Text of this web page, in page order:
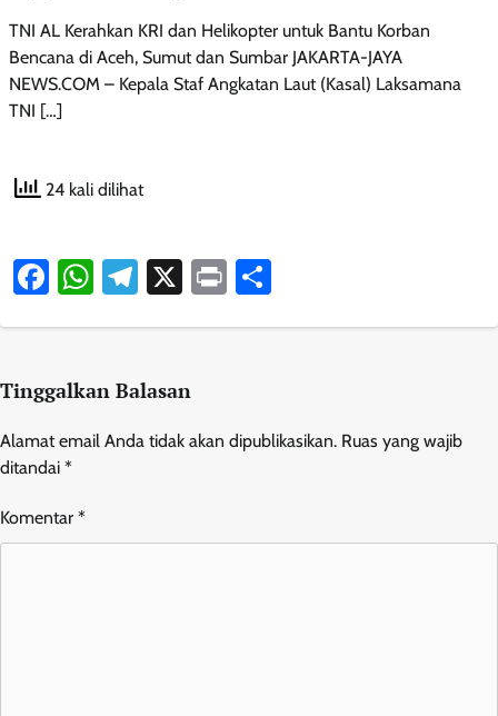
TNI AL Kerahkan KRI dan Helikopter untuk Bantu Korban
Bencana di Aceh, Sumut dan Sumbar JAKARTA-JAYA
NEWS.COM – Kepala Staf Angkatan Laut (Kasal) Laksamana
TNI […]
24 kali dilihat
Facebook
WhatsApp
Telegram
X Print
Tinggalkan Balasan
Alamat email Anda tidak akan dipublikasikan. Ruas yang wajib
ditandai *
Komentar *